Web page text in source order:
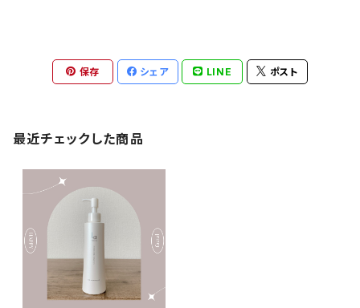
保存 シェア LINE ポスト
最近チェックした商品